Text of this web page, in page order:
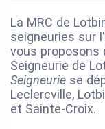
La MRC de
seigneuries sur
vous proposons
Seigneurie de
Seigneurie se
Leclercville,
et Sainte-Croix.